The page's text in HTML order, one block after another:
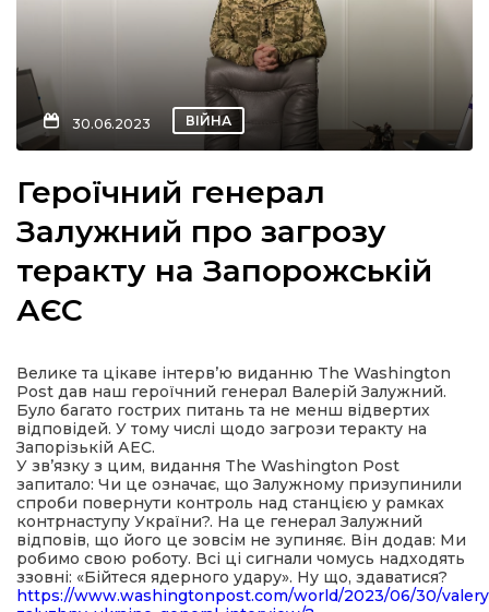
політика
місія
30.06.2023 ВІЙНА
Героїчний генерал
Залужний про загрозу
теракту на Запорожській
АЄС
Велике та цікаве інтерв’ю виданню The Washington
Post дав наш героїчний генерал Валерій Залужний.
Було багато гострих питань та не менш відвертих
відповідей. У тому числі щодо загрози теракту на
Запорізькій АЕС.
У зв’язку з цим, видання The Washington Post
запитало: Чи це означає, що Залужному призупинили
спроби повернути контроль над станцією у рамках
контрнаступу України?. На це генерал Залужний
відповів, що його це зовсім не зупиняє. Він додав: Ми
робимо свою роботу. Всі ці сигнали чомусь надходять
ззовні: «Бійтеся ядерного удару». Ну що, здаватися?
https://www.washingtonpost.com/world/2023/06/30/